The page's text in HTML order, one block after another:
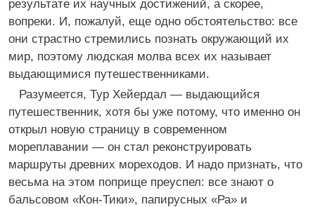
результате их научных достижений, а скорее,
вопреки. И, пожалуй, еще одно обстоятельство: все
они страстно стремились познать окружающий их
мир, поэтому людская молва всех их называет
выдающимися путешественниками.
Разумеется, Тур Хейердал — выдающийся
путешественник, хотя бы уже потому, что именно он
открыл новую страницу в современном
мореплавании — он стал реконструировать
маршруты древних мореходов. И надо признать, что
весьма на этом поприще преуспел: все знают о
бальсовом «Кон-Тики», папирусных «Ра» и